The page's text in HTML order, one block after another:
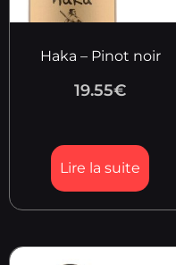
Haka – Pinot noir
19.55€
Lire la suite